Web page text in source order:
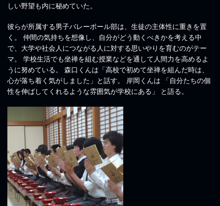
しい野望も内に秘めていた。
彼らが所属する男子バレーボール部は、生徒の主体性に重きを置
く。 仲間の気持ちを想像し、自分がどう動くべきかを考える中
で、大学や社会人につながる人に対する思いやりを育むのがテー
マ。 学校生活でも坐禅を組む授業などを通して人間力を高めるよ
うに努めている。 森口くんは「高校で初めて坐禅を組んだ時は、
心が落ち着く気がしました」と話す。 岸岡くんは 「自分たちの個
性を伸ばしてくれるような雰囲気が学校にある」 と語る。